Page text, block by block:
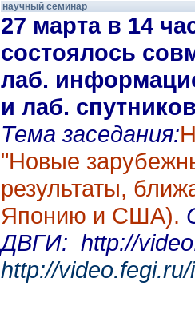
научный семинар
27 марта в 14
состоялось
лаб.
и лаб.
Тема заседания:
"Новые
результаты,
Японию и США).
ДВГИ: http://
http://